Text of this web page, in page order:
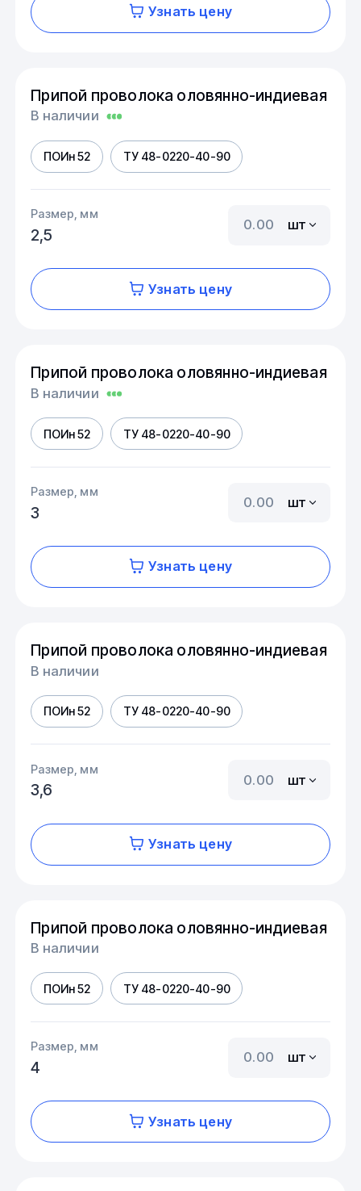
Узнать цену
Припой проволока оловянно-индиевая
В наличии
ПОИн 52 ТУ 48-0220-40-90
Размер, мм
2,5
шт
Узнать цену
Припой проволока оловянно-индиевая
В наличии
ПОИн 52 ТУ 48-0220-40-90
Размер, мм
3
шт
Узнать цену
Припой проволока оловянно-индиевая
В наличии
ПОИн 52 ТУ 48-0220-40-90
Размер, мм
3,6
шт
Узнать цену
Припой проволока оловянно-индиевая
В наличии
ПОИн 52 ТУ 48-0220-40-90
Размер, мм
4
шт
Узнать цену